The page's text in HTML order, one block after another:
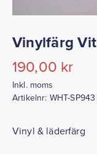
Vinylfärg Vit
190,00 kr
Inkl. moms
Artikelnr: WHT-SP943
Vinyl & läderfärg